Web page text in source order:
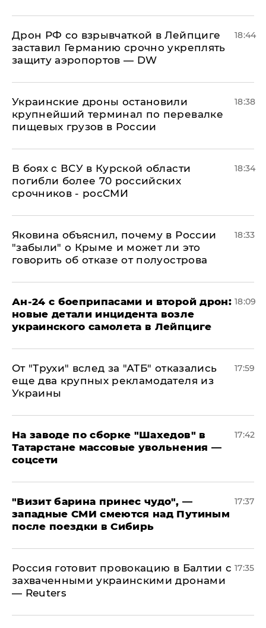
​Дрон РФ со взрывчаткой в Лейпциге
заставил Германию срочно укреплять
защиту аэропортов — DW
18:44
Украинские дроны остановили
крупнейший терминал по перевалке
пищевых грузов в России
18:38
В боях с ВСУ в Курской области
погибли более 70 российских
срочников - росСМИ
18:34
Яковина объяснил, почему в России
"забыли" о Крыме и может ли это
говорить об отказе от полуострова
18:33
Ан-24 с боеприпасами и второй дрон:
новые детали инцидента возле
украинского самолета в Лейпциге
18:09
От "Трухи" вслед за "АТБ" отказались
еще два крупных рекламодателя из
Украины
17:59
На заводе по сборке "Шахедов" в
Татарстане массовые увольнения —
соцсети
17:42
"Визит барина принес чудо", —
западные СМИ смеются над Путиным
после поездки в Сибирь
17:37
​Россия готовит провокацию в Балтии с
захваченными украинскими дронами
— Reuters
17:35